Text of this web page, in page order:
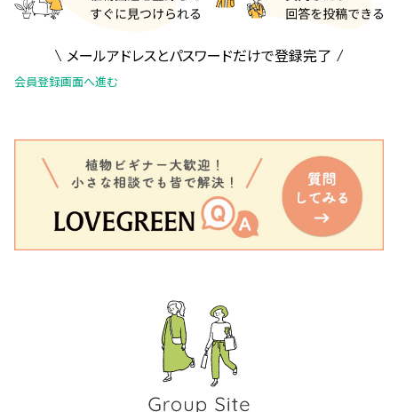
メールアドレスとパスワードだけで登録完了
会員登録画面へ進む